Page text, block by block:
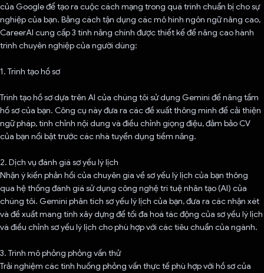
của Google để tạo ra cuộc cách mạng trong quá trình chuẩn bị cho sự
nghiệp của bạn. Bằng cách tận dụng các mô hình ngôn ngữ nâng cao,
CareerAI cung cấp 3 tính năng chính được thiết kế để nâng cao hành
trình chuyên nghiệp của người dùng:
1. Trình tạo hồ sơ
Trình tạo hồ sơ dựa trên AI của chúng tôi sử dụng Gemini để nâng tầm
hồ sơ của bạn. Công cụ này đưa ra các đề xuất thông minh để cải thiện
ngữ pháp, tinh chỉnh nội dung và điều chỉnh giọng điệu, đảm bảo CV
của bạn nổi bật trước các nhà tuyển dụng tiềm năng.
2. Dịch vụ đánh giá sơ yếu lý lịch
Nhận ý kiến phản hồi của chuyên gia về sơ yếu lý lịch của bạn thông
qua hệ thống đánh giá sử dụng công nghệ trí tuệ nhân tạo (AI) của
chúng tôi. Gemini phân tích sơ yếu lý lịch của bạn, đưa ra các nhận xét
và đề xuất mang tính xây dựng để tối đa hoá tác động của sơ yếu lý lịch
và điều chỉnh sơ yếu lý lịch cho phù hợp với các tiêu chuẩn của ngành.
3. Trình mô phỏng phỏng vấn thử
Trải nghiệm các tình huống phỏng vấn thực tế phù hợp với hồ sơ của